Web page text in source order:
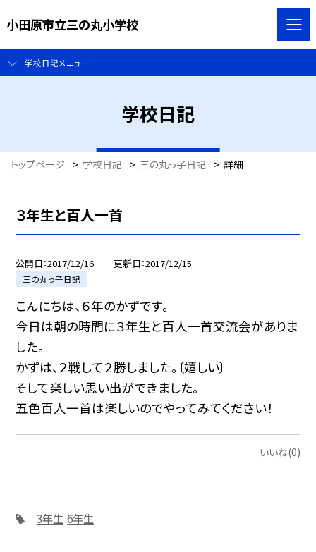
小田原市立三の丸小学校
学校日記メニュー
学校日記
トップページ > 学校日記 > 三の丸っ子日記 > 詳細
３年生と百人一首
公開日 2017/12/16 更新日 2017/12/15
三の丸っ子日記
こんにちは、６年のかずです。
今日は朝の時間に３年生と百人一首交流会がありま
した。
かずは、２戦して２勝しました。〔嬉しい〕
そして楽しい思い出ができました。
五色百人一首は楽しいのでやってみてください！
いいね(0)
3年生 6年生